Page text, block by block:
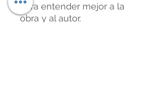
para entender mejor a la
obra y al autor.